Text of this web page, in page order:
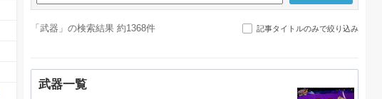
「武器」の検索結果 約1368件 記事タイトルのみで絞り込み
武器一覧